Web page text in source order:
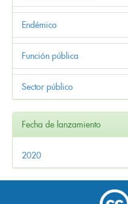
Endémico
Función pública
Sector público
Fecha de lanzamiento
2020